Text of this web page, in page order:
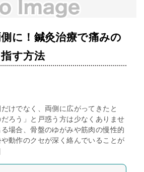
に！鍼灸治療で痛みの
す方法
けでなく、両側に広がってきたと
ろう」と戸惑う方は少なくありませ
場合、骨盤のゆがみや筋肉の慢性的
動作のクセが深く絡んでいることが